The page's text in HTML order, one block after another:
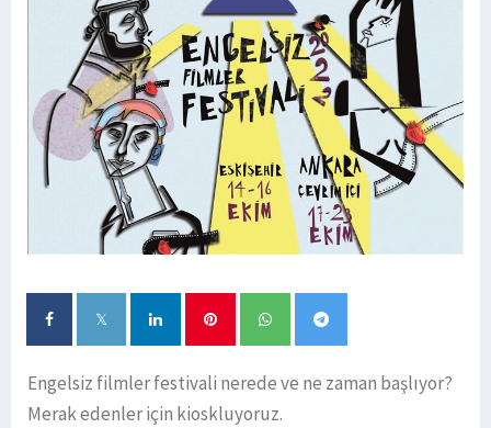
Engelsiz filmler festivali nerede ve ne zaman başlıyor?
Merak edenler için kioskluyoruz.